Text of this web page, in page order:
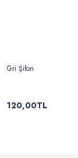
Gri Şifon
120,00TL